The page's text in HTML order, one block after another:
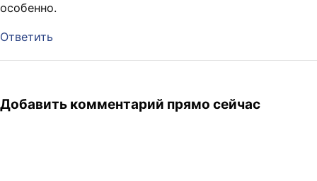
особенно.
Ответить
Добавить комментарий прямо сейчас